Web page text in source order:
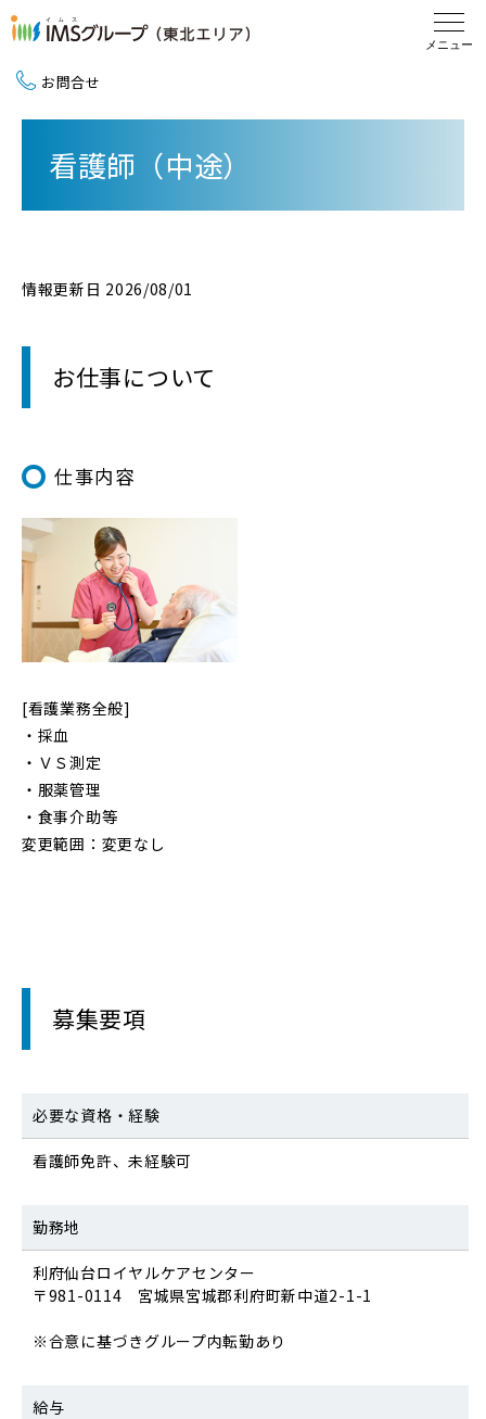
お問合せ
看護師（中途）
情報更新日 2026/08/01
お仕事について
仕事内容
[看護業務全般]
・採血
・ＶＳ測定
・服薬管理
・食事介助等
変更範囲：変更なし
募集要項
必要な資格・経験
看護師免許、未経験可
勤務地
利府仙台ロイヤルケアセンター
〒981-0114 宮城県宮城郡利府町新中道2-1-1
※合意に基づきグループ内転勤あり
給与